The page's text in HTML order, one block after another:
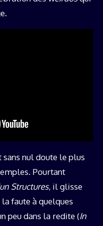
sans nul doute le plus
Pourtant
Structures, il glisse
faute à quelques
peu dans la redite (In